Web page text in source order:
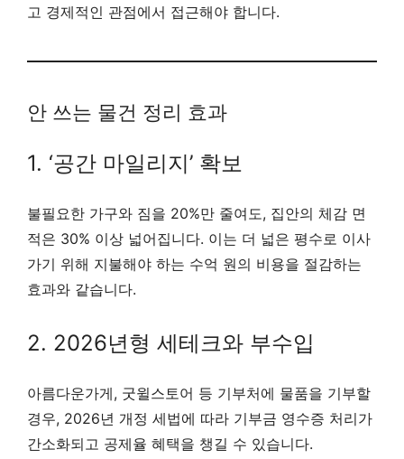
고 경제적인 관점에서 접근해야 합니다.
안 쓰는 물건 정리 효과
1. ‘공간 마일리지’ 확보
불필요한 가구와 짐을 20%만 줄여도, 집안의 체감 면
적은 30% 이상 넓어집니다. 이는 더 넓은 평수로 이사
가기 위해 지불해야 하는 수억 원의 비용을 절감하는
효과와 같습니다.
2. 2026년형 세테크와 부수입
아름다운가게, 굿윌스토어 등 기부처에 물품을 기부할
경우, 2026년 개정 세법에 따라 기부금 영수증 처리가
간소화되고 공제율 혜택을 챙길 수 있습니다.